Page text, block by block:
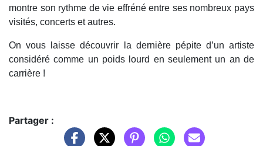
montre son rythme de vie effréné entre ses nombreux pays
visités, concerts et autres.
On vous laisse découvrir la dernière pépite d’un artiste
considéré comme un poids lourd en seulement un an de
carrière !
Partager :